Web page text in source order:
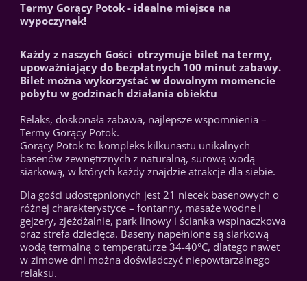
Termy Gorący Potok - idealne miejsce na
wypoczynek!
Każdy z naszych Gości otrzymuje bilet na termy,
upoważniający do bezpłatnych 100 minut zabawy.
Bilet można wykorzystać w dowolnym momencie
pobytu w godzinach działania obiektu
Relaks, doskonała zabawa, najlepsze wspomnienia –
Termy Gorący Potok.
Gorący Potok to kompleks kilkunastu unikalnych
basenów zewnętrznych z naturalną, surową wodą
siarkową, w których każdy znajdzie atrakcje dla siebie.
Dla gości udostępnionych jest 21 niecek basenowych o
różnej charakterystyce – fontanny, masaże wodne i
gejzery, zjeżdżalnie, park linowy i ścianka wspinaczkowa
oraz strefa dziecięca. Baseny napełnione są siarkową
wodą termalną o temperaturze 34-40°C, dlatego nawet
w zimowe dni można doświadczyć niepowtarzalnego
relaksu.